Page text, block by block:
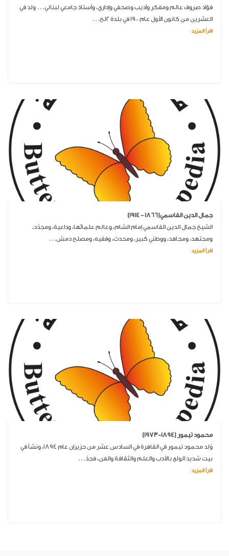
فؤاد صروف عالم ومفكر وأديب وصحفي وإداري، وأستاذ جامعي لبناني... ولد في
العشرين من كانون الأول عام 1900 في بلدة "الح...
اقرأ المزيد
جمال الدين القاسمي(1866 - 1914)
الشيخ جمال الدين القاسمي إمام الشام، وعالِم علمائها، وداعية، ومجدّد،
ومجتهد، ومجاهد، ووطني كبير، ومحدث، وفقيه، ومصلح دمش...
اقرأ المزيد
محمود تيمور (1894-1973)
وُلِد محمود تيمور في القاهرة في السادس عشر من حزيران عام 1894، ونشأ في
بيت شديد الولع بالأدب والعلم والثقافة والفن، فجدّ...
اقرأ المزيد